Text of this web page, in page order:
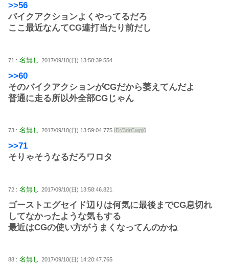
>>56
バイクアクションよくやってるだろ
ここ最近なんてCG連打当たり前だし
71 : 名無し 2017/09/10(日) 13:58:39.554
>>60
そのバイクアクションがCGだから萎えてんだよ
普通に走る所以外全部CGじゃん
73 : 名無し 2017/09/10(日) 13:59:04.775 ID:/3drCwpj0
>>71
そりゃそうなるだろワロタ
72 : 名無し 2017/09/10(日) 13:58:46.821
ゴーストエグセイド辺りは何気に最後までCG息切れ
してなかったような気もする
最近はCGの使い方がうまくなってんのかね
88 : 名無し 2017/09/10(日) 14:20:47.765